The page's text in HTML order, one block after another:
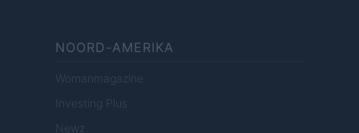
NOORD-AMERIKA
Womanmagazine
Investing Plus
Newz